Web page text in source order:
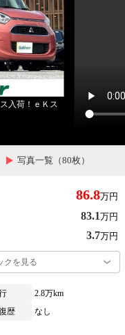
入荷！ｅＫス
写真一覧（80枚）
86.8万円
83.1万円
3.7万円
クを見る
2.8万km
歴
なし